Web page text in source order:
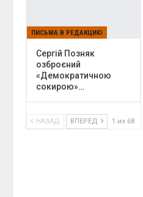
ПИСЬМА В РЕДАКЦИЮ
Сергій Позняк
озброєний
«Демократичною
сокирою»…
НАЗАД ВПЕРЕД 1 из 68